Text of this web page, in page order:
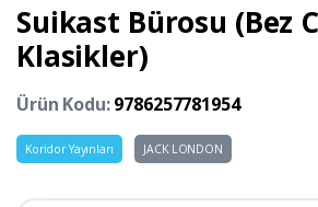
Suikast Bürosu (Bez
Klasikler)
Ürün Kodu:9786257781954
Koridor Yayınları JACK LONDON